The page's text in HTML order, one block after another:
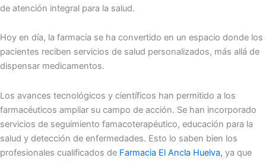
de atención integral para la salud.
Hoy en día, la farmacia se ha convertido en un espacio donde los
pacientes reciben servicios de salud personalizados, más allá de
dispensar medicamentos.
Los avances tecnológicos y científicos han permitido a los
farmacéuticos ampliar su campo de acción. Se han incorporado
servicios de seguimiento famacoterapéutico, educación para la
salud y detección de enfermedades. Esto lo saben bien los
profesionales cualificados de Farmacia El Ancla Huelva, ya que